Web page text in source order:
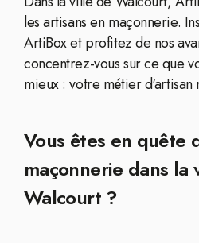
les artisans en maçonnerie.
ArtiBox et profitez de nos
concentrez-vous sur ce que
mieux : votre métier d'artisan
Vous êtes en quête
maçonnerie dans la
Walcourt ?